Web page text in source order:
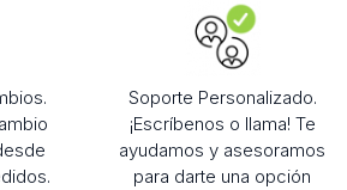
Soporte Personalizado.
¡Escríbenos o llama! Te
ayudamos y asesoramos
para darte una opción